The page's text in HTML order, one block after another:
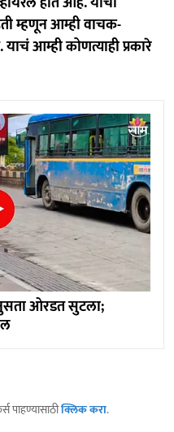
म्हणून आम्ही वाचक-
आम्ही कोणत्याही प्रकारे
ओरडत सुटला;
पाहण्यासाठीक्लिक करा.